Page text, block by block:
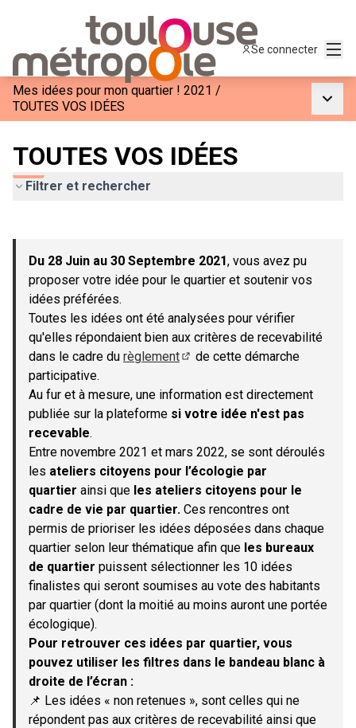
Se connecter
Mes idées pour mon quartier ! 2021 /
TOUTES VOS IDÉES
TOUTES VOS IDÉES
Filtrer et rechercher
−
Du 28 Juin au 30 Septembre 2021, vous avez pu
proposer votre idée pour le quartier et soutenir vos
idées préférées.
Toutes les idées ont été analysées pour vérifier
qu'elles répondaient bien aux critères de recevabilité
dans le cadre du règlement
de cette démarche
participative.
Au fur et à mesure, une information est directement
publiée sur la plateforme si votre idée n'est pas
recevable.
Entre novembre 2021 et mars 2022, se sont déroulés
les ateliers citoyens pour l’écologie par
quartier ainsi que les ateliers citoyens pour le
cadre de vie par quartier. Ces rencontres ont
permis de prioriser les idées déposées dans chaque
quartier selon leur thématique afin que les bureaux
de quartier puissent sélectionner les 10 idées
finalistes qui seront soumises au vote des habitants
par quartier (dont la moitié au moins auront une portée
écologique).
Pour retrouver ces idées par quartier, vous
pouvez utiliser les filtres dans le bandeau blanc à
droite de l’écran :
📌 Les idées « non retenues », sont celles qui ne
répondent pas aux critères de recevabilité ainsi que